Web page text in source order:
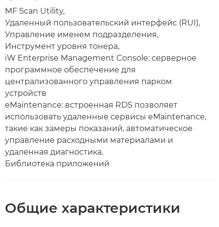
MF Scan Utility,
Удаленный пользовательский интерфейс (RUI),
Управление именем подразделения,
Инструмент уровня тонера,
iW Enterprise Management Console: серверное
программное обеспечение для
централизованного управления парком
устройств
eMaintenance: встроенная RDS позволяет
использовать удаленные сервисы eMaintenance,
такие как замеры показаний, автоматическое
управление расходными материалами и
удаленная диагностика.
Библиотека приложений
Общие характеристики